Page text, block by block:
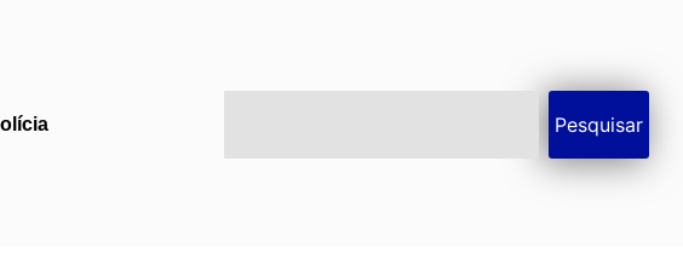
Pesquisar